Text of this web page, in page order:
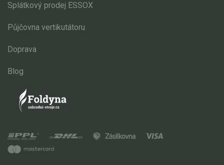
Splátkový prodej ESSOX
Půjčovna vertikutátoru
Doprava
Blog